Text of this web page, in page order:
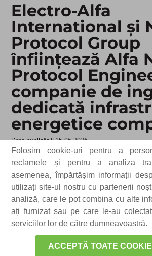
Folosim cookie-uri pentru a
reclamele și pentru a analiza
asemenea, împărtășim informații
utilizați site-ul nostru cu partenerii
analiză, care le pot combina cu alte
ați furnizat sau pe care le-au
serviciilor lor de către dumneavoastră.
ACCEPTĂ TOATE
Electro-Alfa
International și
Protocol Group
înființează Alfa
Protocol
companie de
dedicată
energetice
Data publicării: 15-06-2026 ​
București, 15 iunie 2026
– Electro-
EAI), producător român de top de
furnizor de servicii EPC și IT, listat
București, anunță
înființarea unei
proiectare energetică dedicată
complexe, Alfa New Protocol
este înființată ca urmare a încheierii
în energie regenerabilă, integrare
inovatoare pentru proiecte energetice la